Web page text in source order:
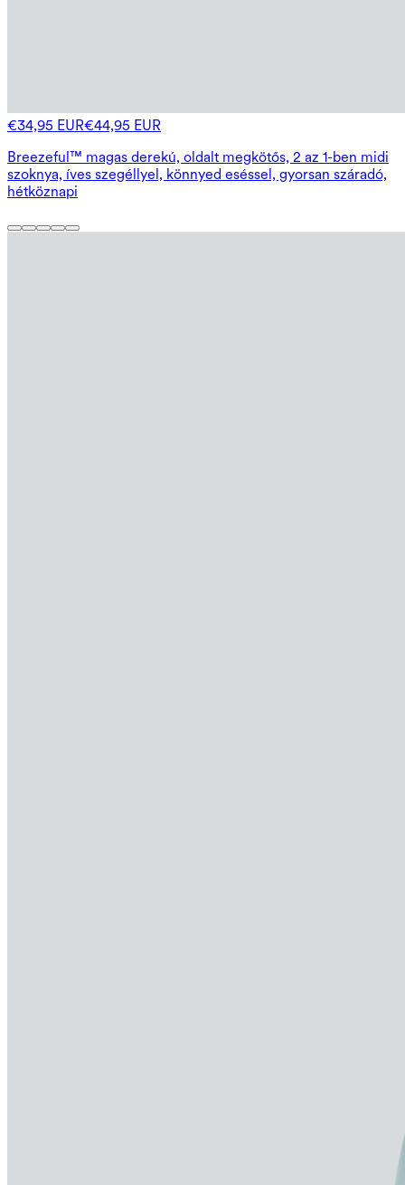
€34,95 EUR€44,95 EUR
Breezeful™ magas derekú, oldalt megkötős, 2 az 1-ben midi
szoknya, íves szegéllyel, könnyed eséssel, gyorsan száradó,
hétköznapi